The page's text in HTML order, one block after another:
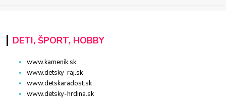
DETI, ŠPORT, HOBBY
www.kamenik.sk
www.detsky-raj.sk
www.detskaradost.sk
www.detsky-hrdina.sk